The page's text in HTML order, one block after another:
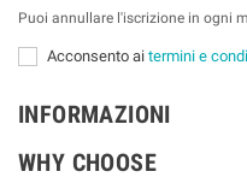
Puoi annullare l'iscrizione in ogni
Acconsento ai termini e
INFORMAZIONI
WHY CHOOSE